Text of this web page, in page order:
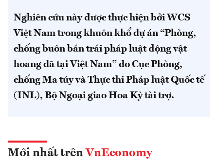
Nghiên cứu này được thực hiện bởi WCS
Việt Nam trong khuôn khổ dự án “Phòng,
chống buôn bán trái pháp luật động vật
hoang dã tại Việt Nam” do Cục Phòng,
chống Ma túy và Thực thi Pháp luật Quốc tế
(INL), Bộ Ngoại giao Hoa Kỳ tài trợ.
Mới nhất trên VnEconomy